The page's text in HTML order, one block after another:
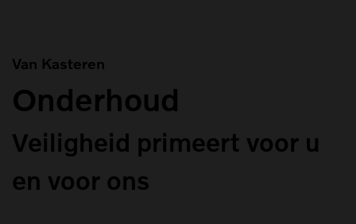
Van Kasteren
Onderhoud
Veiligheid primeert voor u
en voor ons